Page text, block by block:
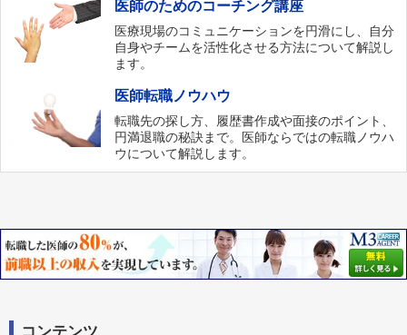
医師のためのコーチング講座
医療現場のコミュニケーションを円滑にし、自分
自身やチームを活性化させる方法について解説し
ます。
医師転職ノウハウ
転職先の探し方、履歴書作成や面接のポイント、
円満退職の秘訣まで。医師ならではの転職ノウハ
ウについて解説します。